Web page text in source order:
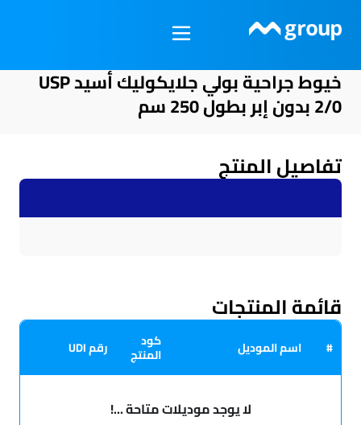
المحتوى
خيوط جراحية بولي جلايكوليك أسيد USP
2/0 بدون إبر بطول 250 سم
تفاصيل المنتج
قائمة المنتجات
# اسم الموديل كود
المنتج رقم UDI
لا يوجد موديلات متاحة ...!